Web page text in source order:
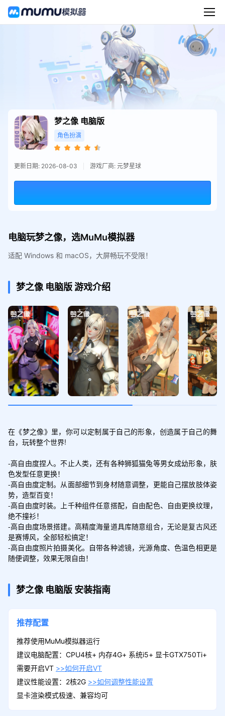
梦之像 电脑版
角色扮演
更新日期: 2026-08-03 游戏厂商: 元梦星球
电脑玩梦之像，选MuMu模拟器
适配 Windows 和 macOS，大屏畅玩不受限！
梦之像 电脑版游戏介绍
在《梦之像》里，你可以定制属于自己的形象，创造属于自己的舞
台，玩转整个世界!
-高自由度捏人。不止人类，还有各种狮狐猫兔等男女成幼形象，肤
色发型任意更换！
-高自由度定制。从面部细节到身材随意调整，更能自己摆放肢体姿
势，造型百变！
-高自由度时装。上千种组件任意搭配，自由配色、自由更换纹理，
绝不撞衫！
-高自由度场景搭建。高精度海量道具库随意组合，无论是复古风还
是赛博风，全部轻松搞定！
-高自由度照片拍摄美化。自带各种滤镜，光源角度、色温色相更是
梦之像 电脑版 安装指南
推荐配置
推荐使用MuMu模拟器运行
建议电脑配置：CPU4核+ 内存4G+ 系统i5+ 显卡GTX750Ti+
需要开启VT >>如何开启VT
建议性能设置：2核2G >>如何调整性能设置
显卡渲染模式极速、兼容均可